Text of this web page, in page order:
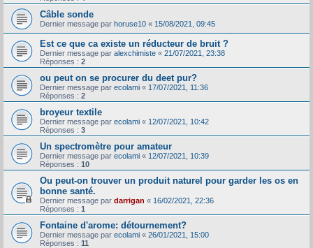
Câble sonde
Dernier message par horuse10 « 15/08/2021, 09:45
Est ce que ca existe un réducteur de bruit ?
Dernier message par alexchimiste « 21/07/2021, 23:38
Réponses : 2
ou peut on se procurer du deet pur?
Dernier message par ecolami « 17/07/2021, 11:36
Réponses : 2
broyeur textile
Dernier message par ecolami « 12/07/2021, 10:42
Réponses : 3
Un spectromètre pour amateur
Dernier message par ecolami « 12/07/2021, 10:39
Réponses : 10
Ou peut-on trouver un produit naturel pour garder les os en
bonne santé.
Dernier message par darrigan « 16/02/2021, 22:36
Réponses : 1
Fontaine d'arome: détournement?
Dernier message par ecolami « 26/01/2021, 15:00
Réponses : 11